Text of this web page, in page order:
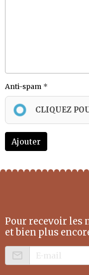
Anti-spam
CLIQUEZ
Ajouter
Pour recevoir les
et bien plus